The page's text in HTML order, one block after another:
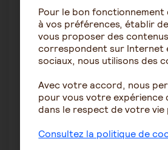
certaines caisses de retraites
certains organismes de
certaines associations.
Où se renseigner sur
pouvez consulter lesite internet
Vous pouvez prendre un rendez-
Que faire si vous n’êtes
Pour le bon
à vos préférences, établir
vous proposer des
correspondent sur Internet
sociaux, nous utilisons des
Avec votre accord, nous
pour vous votre expérience
dans le respect de votre vie
Consultez la politique de